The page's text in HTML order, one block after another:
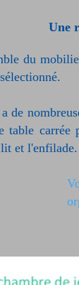
Une
du
de
table carrée
et l'enfilade.